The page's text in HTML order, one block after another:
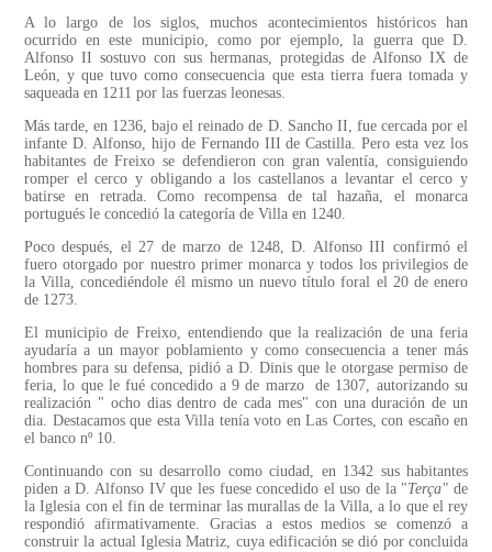
A lo largo de los siglos, muchos acontecimientos históricos han
ocurrido en este municipio, como por ejemplo, la guerra que D.
Alfonso II sostuvo con sus hermanas, protegidas de Alfonso IX de
León, y que tuvo como consecuencia que esta tierra fuera tomada y
saqueada en 1211 por las fuerzas leonesas.
Más tarde, en 1236, bajo el reinado de D. Sancho II, fue cercada por el
infante D. Alfonso, hijo de Fernando III de Castilla. Pero esta vez los
habitantes de Freixo se defendieron con gran valentía, consiguiendo
romper el cerco y obligando a los castellanos a levantar el cerco y
batirse en retrada. Como recompensa de tal hazaña, el monarca
portugués le concedió la categoría de Villa en 1240.
Poco después, el 27 de marzo de 1248, D. Alfonso III confirmó el
fuero otorgado por nuestro primer monarca y todos los privilegios de
la Villa, concediéndole él mismo un nuevo título foral el 20 de enero
de 1273.
El municipio de Freixo, entendiendo que la realización de una feria
ayudaría a un mayor poblamiento y como consecuencia a tener más
hombres para su defensa, pidió a D. Dinis que le otorgase permiso de
feria, lo que le fué concedido a 9 de marzo de 1307, autorizando su
realización " ocho dias dentro de cada mes" con una duración de un
dia. Destacamos que esta Villa tenía voto en Las Cortes, con escaño en
el banco nº 10.
Continuando con su desarrollo como ciudad, en 1342 sus habitantes
piden a D. Alfonso IV que les fuese concedido el uso de la "Terça"de
la Iglesia con el fin de terminar las murallas de la Villa, a lo que el rey
respondió afirmativamente. Gracias a estos medios se comenzó a
construir la actual Iglesia Matriz, cuya edificación se dió por concluida